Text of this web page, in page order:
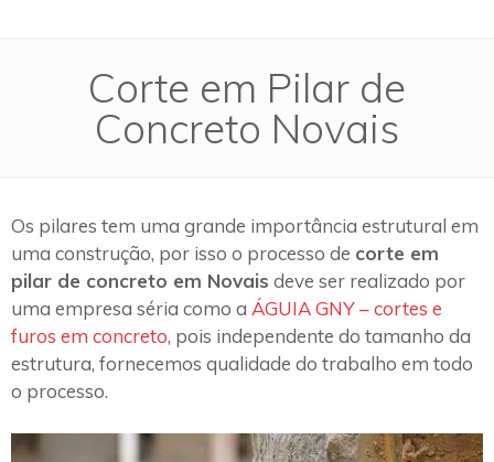
Corte em Pilar de
Concreto Novais
Os pilares tem uma grande importância estrutural em
uma construção, por isso o processo de corte em
pilar de concreto em Novais deve ser realizado por
uma empresa séria como a ÁGUIA GNY – cortes e
furos em concreto, pois independente do tamanho da
estrutura, fornecemos qualidade do trabalho em todo
o processo.